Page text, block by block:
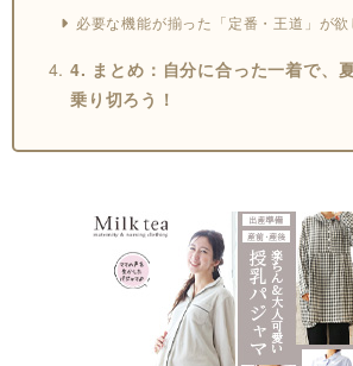
必要な機能が揃った「定番・王道」が
4. まとめ：自分に合った一着で、
乗り切ろう！